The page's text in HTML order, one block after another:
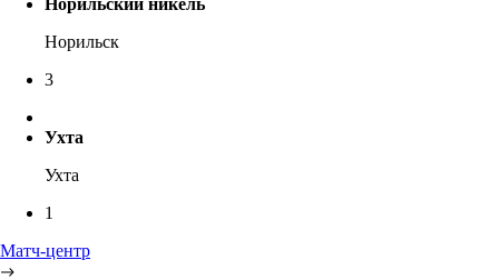
Норильский никель
Норильск
3
Ухта
Ухта
1
Матч-центр